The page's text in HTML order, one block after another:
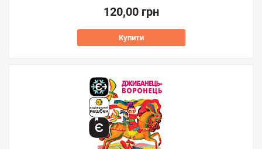
120,00 грн
Купити